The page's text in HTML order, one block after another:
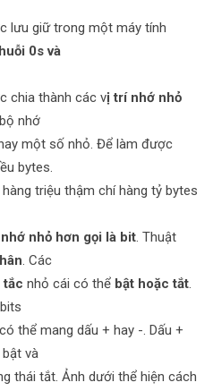
lưu giữ trong một máy tính
0s và
chia thành các vị trí nhớ nhỏ
nhớ
một số nhỏ. Để làm được
bytes.
triệu thậm chí hàng tỷ bytes
nhỏ hơn gọi là bit. Thuật
. Các
tắc nhỏ cái có thể bật hoặc tắt.
thể mang dấu + hay -. Dấu +
và
thái tắt. Ảnh dưới thể hiện cách